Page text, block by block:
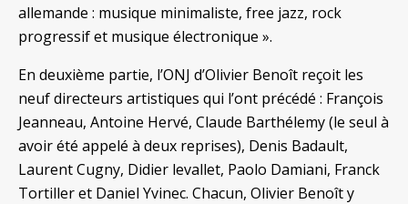
allemande : musique minimaliste, free jazz, rock
progressif et musique électronique ».
En deuxième partie, l’ONJ d’Olivier Benoît reçoit les
neuf directeurs artistiques qui l’ont précédé : François
Jeanneau, Antoine Hervé, Claude Barthélemy (le seul à
avoir été appelé à deux reprises), Denis Badault,
Laurent Cugny, Didier levallet, Paolo Damiani, Franck
Tortiller et Daniel Yvinec. Chacun, Olivier Benoît y